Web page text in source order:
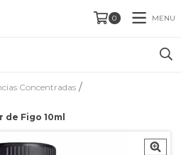
0 MENU
Concentradas /
Figo 10ml